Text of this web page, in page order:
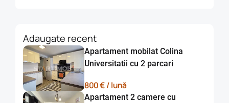
Adaugate recent
Apartament mobilat Colina
Universitatii cu 2 parcari
800 € / lună
Apartament 2 camere cu